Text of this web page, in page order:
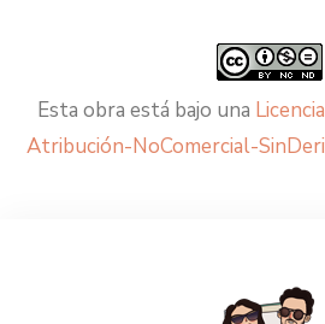
Esta obra está bajo una
Atribución-NoComercial-